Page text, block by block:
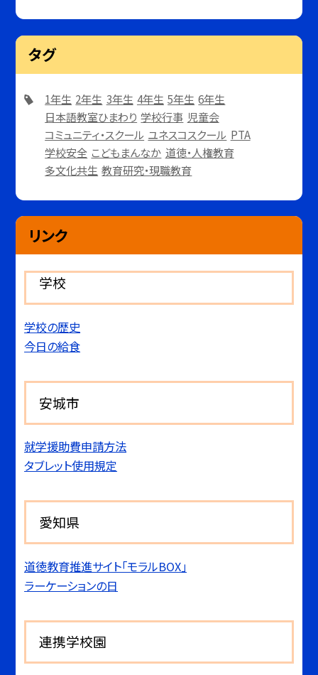
タグ
1年生 2年生 3年生 4年生 5年生 6年生
日本語教室ひまわり 学校行事 児童会
コミュニティ・スクール ユネスコスクール PTA
学校安全 こどもまんなか 道徳・人権教育
多文化共生 教育研究・現職教育
リンク
学校
学校の歴史
今日の給食
安城市
就学援助費申請方法
タブレット使用規定
愛知県
道徳教育推進サイト「モラルBOX」
ラーケーションの日
連携学校園